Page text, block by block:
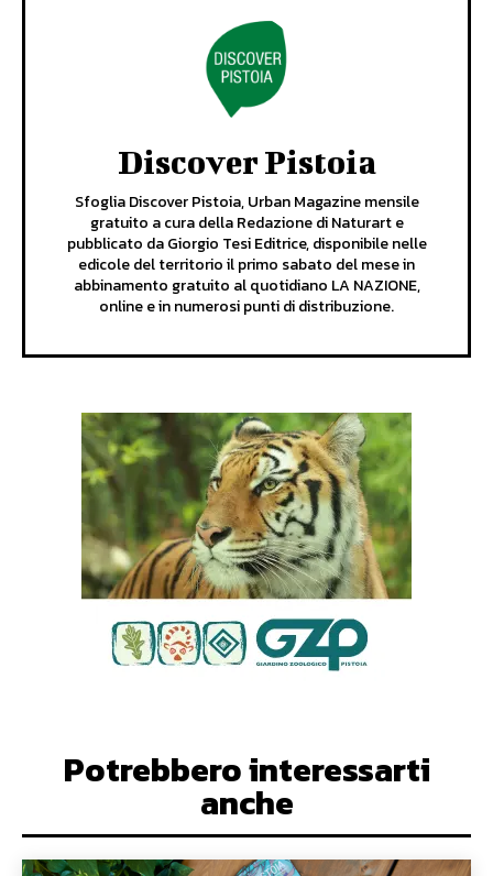
Discover Pistoia
Sfoglia Discover Pistoia, Urban Magazine mensile
gratuito a cura della Redazione di Naturart e
pubblicato da Giorgio Tesi Editrice, disponibile nelle
edicole del territorio il primo sabato del mese in
abbinamento gratuito al quotidiano LA NAZIONE,
online e in numerosi punti di distribuzione.
Potrebbero interessarti
anche